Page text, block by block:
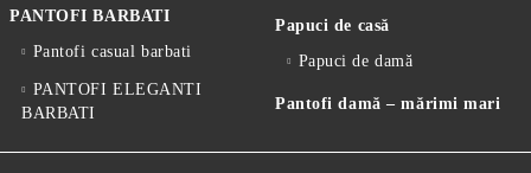
PANTOFI BARBATI
Pantofi casual barbati
PANTOFI ELEGANTI
BARBATI
Papuci de casă
Papuci de damă
Pantofi damă – mărimi mari